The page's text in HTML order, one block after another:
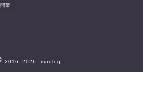
開業
2016–2026 maulog